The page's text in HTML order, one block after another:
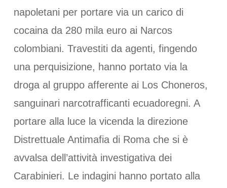
napoletani per portare via un carico di
cocaina da 280 mila euro ai Narcos
colombiani. Travestiti da agenti, fingendo
una perquisizione, hanno portato via la
droga al gruppo afferente ai Los Choneros,
sanguinari narcotrafficanti ecuadoregni. A
portare alla luce la vicenda la direzione
Distrettuale Antimafia di Roma che si è
avvalsa dell’attività investigativa dei
Carabinieri. Le indagini hanno portato alla